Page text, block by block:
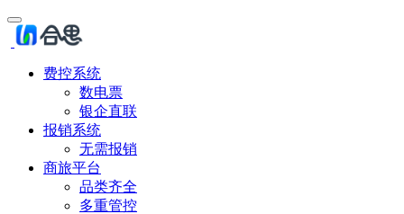
费控系统
数电票
银企直联
报销系统
无需报销
商旅平台
品类齐全
多重管控